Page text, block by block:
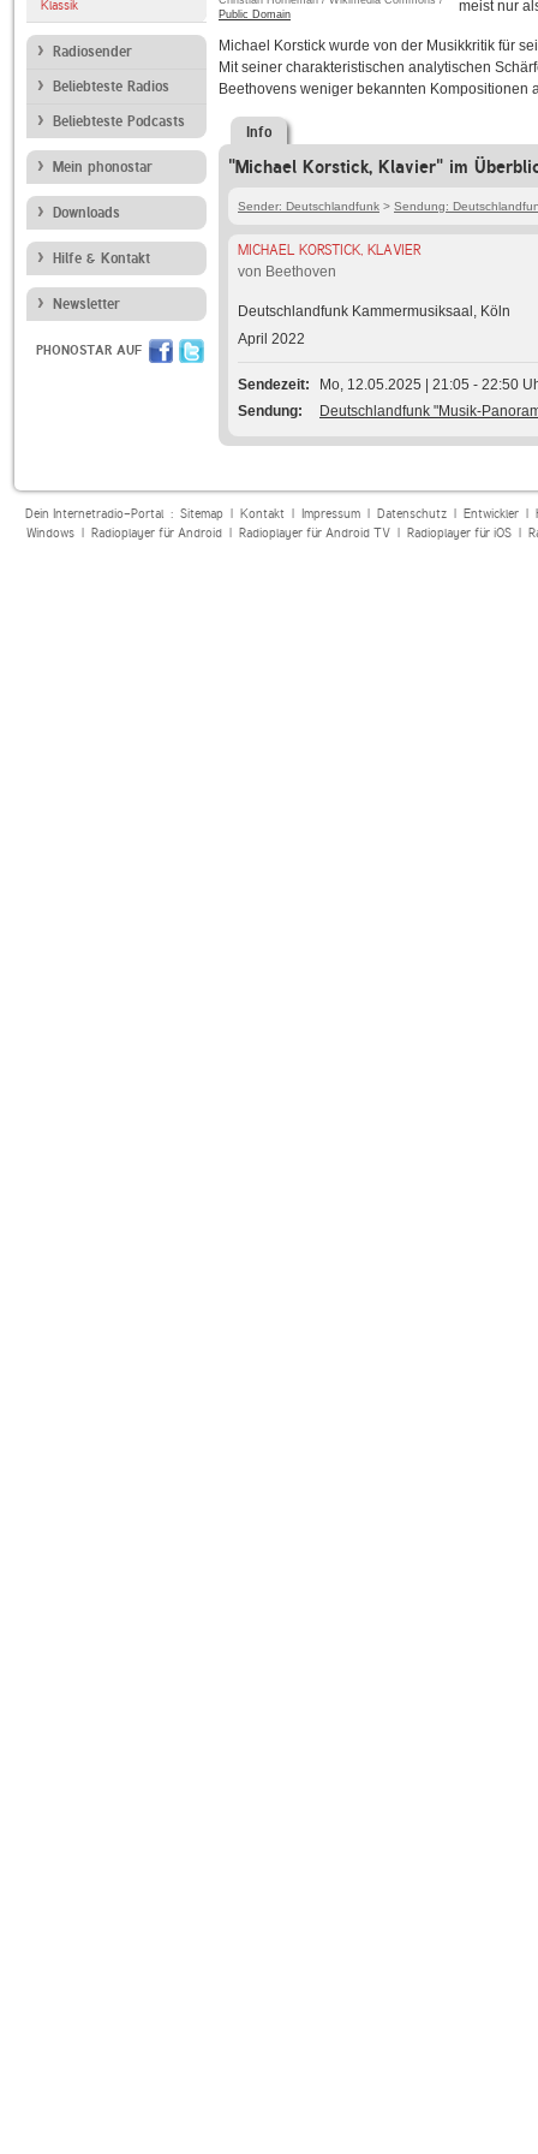
Klassik
Radiosender
Beliebteste Radios
Beliebteste Podcasts
Mein phonostar
Downloads
Hilfe & Kontakt
Newsletter
PHONOSTAR AUF
Public Domain
meist nur
Michael Korstick wurde von der Musikkritik für
Mit seiner charakteristischen analytischen
Beethovens weniger bekannten Kompositionen
Info
"Michael Korstick, Klavier" im
Sender: Deutschlandfunk > Sendung:
MICHAEL KORSTICK, KLAVIER
von Beethoven
Deutschlandfunk Kammermusiksaal, Köln
April 2022
Sendezeit
Mo, 12.05.2025 | 21:05 - 22:50
Sendung
Deutschlandfunk "Musik-
Dein Internetradio-Portal : Sitemap| Kontakt| Impressum| Datenschutz| Entwickler|
Windows| Radioplayer für Android| Radioplayer für Android TV| Radioplayer für iOS|